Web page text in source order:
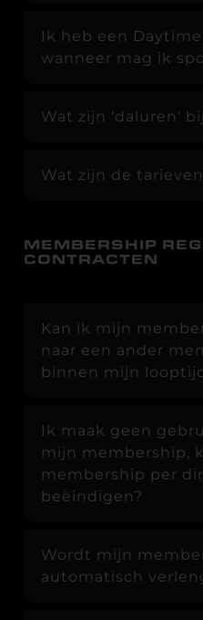
Ik heb een
wanneer mag ik
Wat zijn ‘daluren‘
Wat zijn de
MEMBERSHIP
CONTRACTEN
Kan ik mijn
naar een ander
binnen mijn
Ik maak geen
mijn membership,
membership per
beëindigen?
Wordt mijn
automatisch